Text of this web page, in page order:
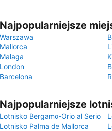
Najpopularniejsze
Warszawa
Mallorca
Malaga
London
Barcelona
Najpopularniejsze
Lotnisko Bergamo-Orio al Serio
Lotnisko Palma de Mallorca